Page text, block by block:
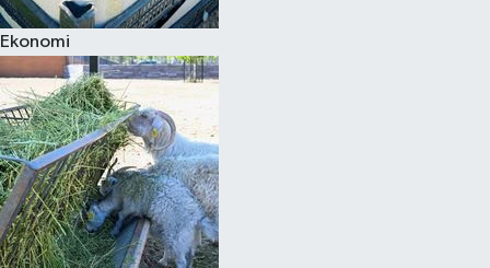
Ekonomi